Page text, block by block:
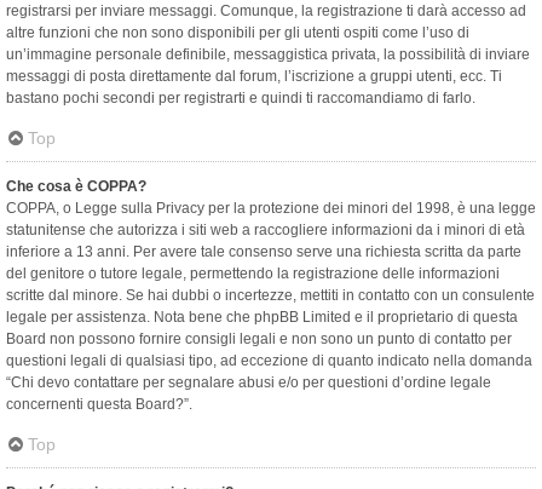
registrarsi per inviare messaggi. Comunque, la registrazione ti darà accesso ad
altre funzioni che non sono disponibili per gli utenti ospiti come l’uso di
un’immagine personale definibile, messaggistica privata, la possibilità di inviare
messaggi di posta direttamente dal forum, l’iscrizione a gruppi utenti, ecc. Ti
bastano pochi secondi per registrarti e quindi ti raccomandiamo di farlo.
Top
Che cosa è COPPA?
COPPA, o Legge sulla Privacy per la protezione dei minori del 1998, è una legge
statunitense che autorizza i siti web a raccogliere informazioni da i minori di età
inferiore a 13 anni. Per avere tale consenso serve una richiesta scritta da parte
del genitore o tutore legale, permettendo la registrazione delle informazioni
scritte dal minore. Se hai dubbi o incertezze, mettiti in contatto con un consulente
legale per assistenza. Nota bene che phpBB Limited e il proprietario di questa
Board non possono fornire consigli legali e non sono un punto di contatto per
questioni legali di qualsiasi tipo, ad eccezione di quanto indicato nella domanda
“Chi devo contattare per segnalare abusi e/o per questioni d’ordine legale
concernenti questa Board?”.
Top